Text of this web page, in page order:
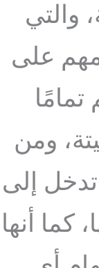
والتي
مهم على
ومن
إلى
كما أنها